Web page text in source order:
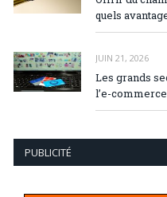
quels
JUIN 21, 2026
Les grands
l’e-commerce
PUBLICITÉ